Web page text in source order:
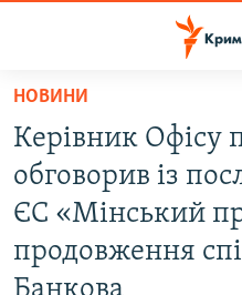
Перейти
основного
матеріалу
Перейти
до
основної
навігації
ВОДА.КРИМ
ВІДЕО ТА ФОТО
БЛОГИ
НОВИНИ
Керівник Офісу
обговорив із
ЄС «Мінський
продовження